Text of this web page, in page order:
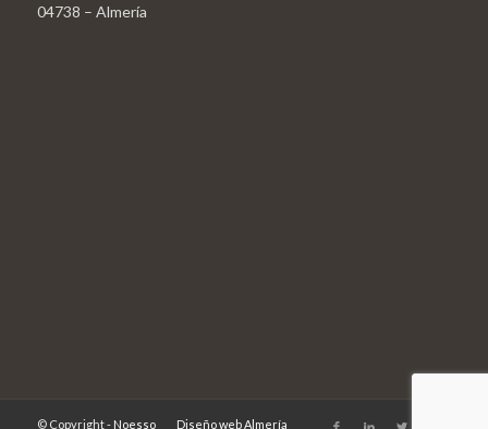
04738 – Almería
© Copyright - Noesso Diseño web Almería